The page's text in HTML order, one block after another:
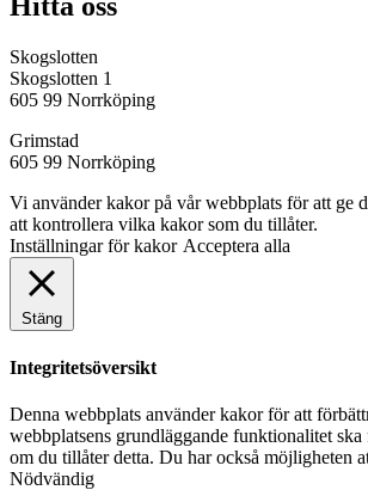
Hitta oss
Skogslotten
Skogslotten 1
605 99 Norrköping
Grimstad
605 99 Norrköping
Vi använder kakor på vår webbplats för att
att kontrollera vilka kakor som du tillåter.
Inställningar för kakor Acceptera alla
Stäng
Integritetsöversikt
Denna webbplats använder kakor för att
webbplatsens grundläggande funktionalitet
om du tillåter detta. Du har också möjligheten
Nödvändig